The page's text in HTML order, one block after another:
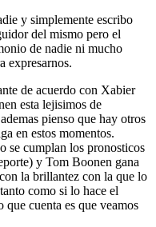
y simplemente escribo
del mismo pero el
de nadie ni mucho
expresarnos.
de acuerdo con Xabier
esta lejisimos de
pienso que hay otros
en estos momentos.
se cumplan los pronosticos
y Tom Boonen gana
la brillantez con la que lo
como si lo hace el
cuenta es que veamos